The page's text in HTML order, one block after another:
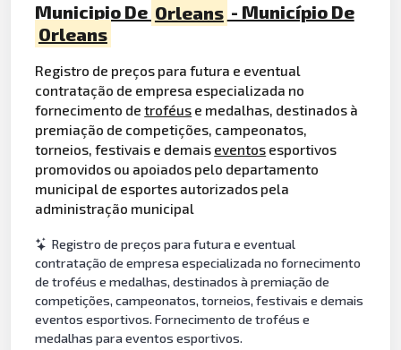
Municipio De Orleans - Município De
Orleans
Registro de preços para futura e eventual
contratação de empresa especializada no
fornecimento detroféus e medalhas, destinados à
premiação de competições, campeonatos,
torneios, festivais e demais eventos esportivos
promovidos ou apoiados pelo departamento
municipal de esportes autorizados pela
administração municipal
Registro de preços para futura e eventual
contratação de empresa especializada no fornecimento
de troféus e medalhas, destinados à premiação de
competições, campeonatos, torneios, festivais e demais
eventos esportivos. Fornecimento de troféus e
medalhas para eventos esportivos.